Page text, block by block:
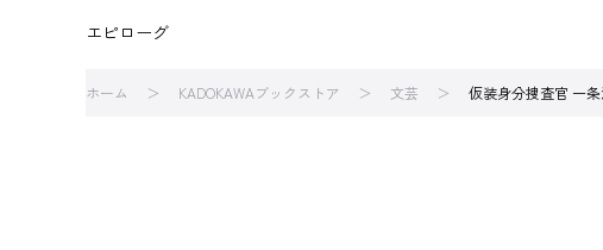
エピローグ
ホーム KADOKAWAブックストア 文芸 仮装身分捜査官 一